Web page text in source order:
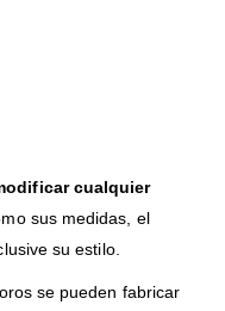
cualquier
sus medidas, el
su estilo.
se pueden fabricar